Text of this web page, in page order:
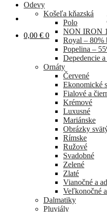
0,00 € 0
Odevy
Košeľa kňazská
Polo
NON IRON
Royal – 80%
Popelina –
Depedencie
Ornáty
Červené
Ekonomické
Fialové a
Krémové
Luxusné
Mariánske
Obrázky
Rímske
Ružové
Svadobné
Zelené
Zlaté
Vianočné a
Veľkonočné
Dalmatiky
Pluviály